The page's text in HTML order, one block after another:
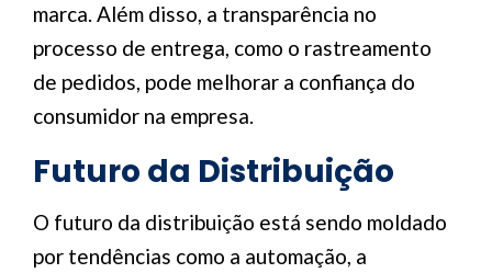
marca. Além disso, a transparência no
processo de entrega, como o rastreamento
de pedidos, pode melhorar a confiança do
consumidor na empresa.
Futuro da Distribuição
O futuro da distribuição está sendo moldado
por tendências como a automação, a